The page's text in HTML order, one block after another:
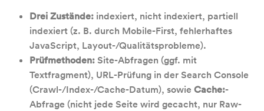
Drei Zustände: indexiert, nicht indexiert, partiell
indexiert (z. B. durch Mobile-First, fehlerhaftes
JavaScript, Layout-/Qualitätsprobleme).
Prüfmethoden:Site-Abfragen (ggf. mit
Textfragment), URL-Prüfung in der Search Console
(Crawl-/Index-/Cache-Datum), sowie Cache:-
Abfrage (nicht jede Seite wird gecacht, nur Raw-